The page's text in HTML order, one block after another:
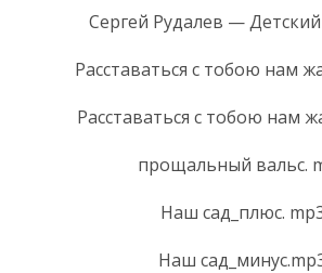
Сергей Рудалев — Детский
Расставаться с тобою нам
Расставаться с тобою нам
прощальный вальс.
Наш сад_плюс.
Наш